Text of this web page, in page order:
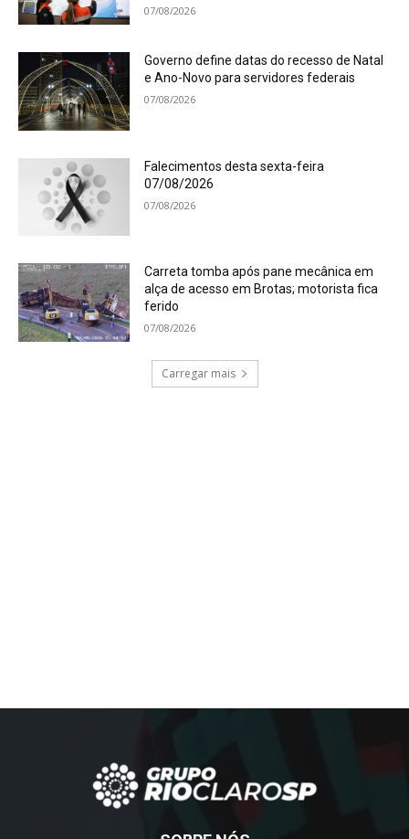
07/08/2026
Governo define datas do recesso de Natal
e Ano-Novo para servidores federais
07/08/2026
Falecimentos desta sexta-feira
07/08/2026
07/08/2026
Carreta tomba após pane mecânica em
alça de acesso em Brotas; motorista fica
ferido
07/08/2026
Carregar mais